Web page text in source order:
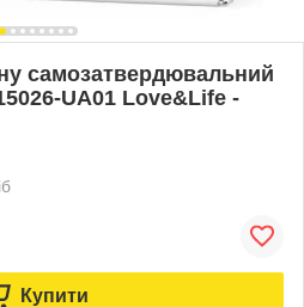
самозатвердювальний
UA01 Love&Life -
Купити